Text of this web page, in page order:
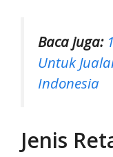
Baca juga:
Untuk
Indonesia
Jenis